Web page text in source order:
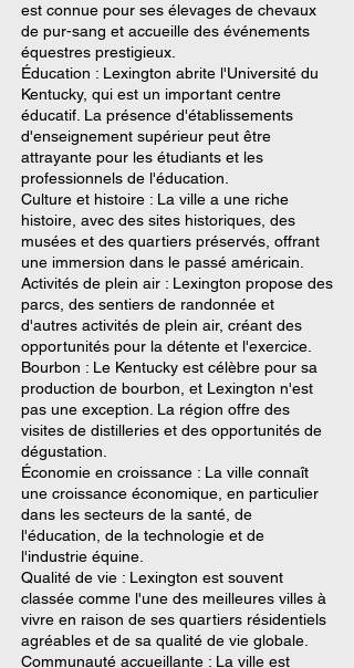
est connue pour ses élevages de chevaux
de pur-sang et accueille des événements
équestres prestigieux.
Éducation : Lexington abrite l'Université du
Kentucky, qui est un important centre
éducatif. La présence d'établissements
d'enseignement supérieur peut être
attrayante pour les étudiants et les
professionnels de l'éducation.
Culture et histoire : La ville a une riche
histoire, avec des sites historiques, des
musées et des quartiers préservés, offrant
une immersion dans le passé américain.
Activités de plein air : Lexington propose des
parcs, des sentiers de randonnée et
d'autres activités de plein air, créant des
opportunités pour la détente et l'exercice.
Bourbon : Le Kentucky est célèbre pour sa
production de bourbon, et Lexington n'est
pas une exception. La région offre des
visites de distilleries et des opportunités de
dégustation.
Économie en croissance : La ville connaît
une croissance économique, en particulier
dans les secteurs de la santé, de
l'éducation, de la technologie et de
l'industrie équine.
Qualité de vie : Lexington est souvent
classée comme l'une des meilleures villes à
vivre en raison de ses quartiers résidentiels
agréables et de sa qualité de vie globale.
Communauté accueillante : La ville est